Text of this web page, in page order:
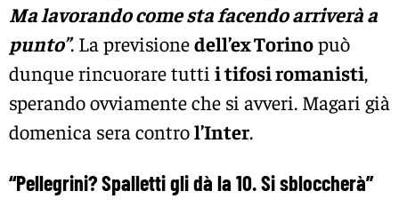
Ma lavorando come sta facendo arriverà a
punto”. La previsionedell’ex Torinopuò
dunque rincuorare tutti i tifosi romanisti,
sperando ovviamente che si avveri. Magari già
domenica sera control’Inter.
“Pellegrini? Spalletti gli dà la 10. Si sbloccherà”